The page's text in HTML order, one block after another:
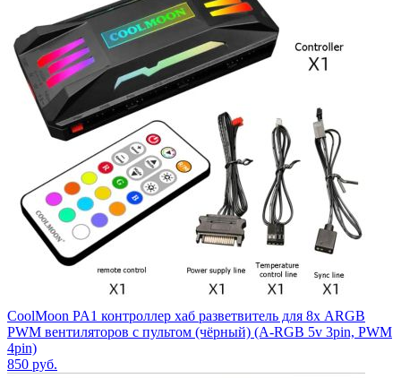
CoolMoon PA1 контроллер хаб разветвитель для 8х ARGB
PWM вентиляторов с пультом (чёрный) (A-RGB 5v 3pin, PWM
4pin)
850 руб.